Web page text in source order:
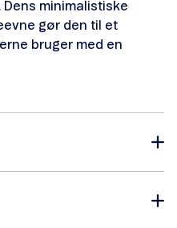
minimalistiske
gør den til et
bruger med en